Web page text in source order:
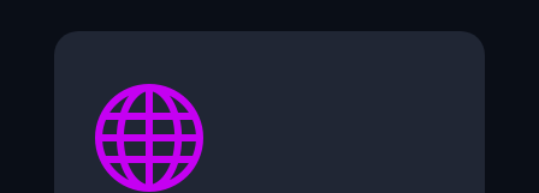
